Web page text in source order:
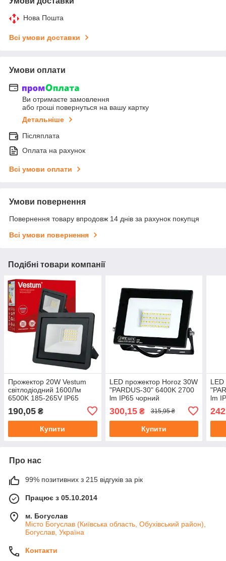
Нова Пошта
Всі умови доставки
Умови оплати
Ви отримаєте замовлення
або гроші повернуться на вашу картку
Детальніше
Післяплата
Оплата на рахунок
Всі умови оплати
Умови повернення
Повернення товару впродовж 14 днів за рахунок покупця
Всі умови повернення
Подібні товари компанії
Прожектор 20W Vestum
світлодіодний 1600Лм
6500K 185-265V IP65
190,05 ₴
Купити
LED прожектор Horoz 30W
"PARDUS-30" 6400K 2700
lm IP65 чорний
300,15₴ 315,95 ₴
Купити
LED
lm
Про нас
99% позитивних з 215 відгуків за рік
Працює з 05.10.2014
м. Богуслав
Місто Богуслав (Київська область, Обухівський район),
Богуслав, Україна
Контакти